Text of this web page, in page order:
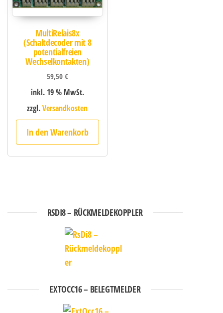
MultiRelais8x
(Schaltdecoder mit 8
potentialfreien
Wechselkontakten)
59,50€
inkl. 19 % MwSt.
zzgl.Versandkosten
In den Warenkorb
RSDI8 – RÜCKMELDEKOPPLER
EXTOCC16 – BELEGTMELDER